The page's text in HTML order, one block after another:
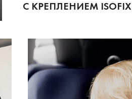
С КРЕПЛЕНИЕМ ISOFIX